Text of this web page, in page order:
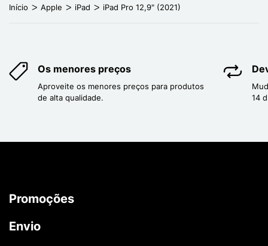
Início Apple iPad iPad Pro 12,9" (2021)
Os menores preços
Aproveite os menores preços para produtos
de alta qualidade.
14
Promoções
Envio